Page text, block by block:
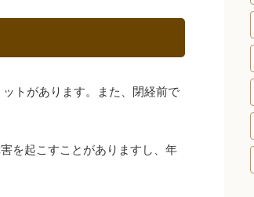
トがあります。また、閉経前で
を起こすことがありますし、年